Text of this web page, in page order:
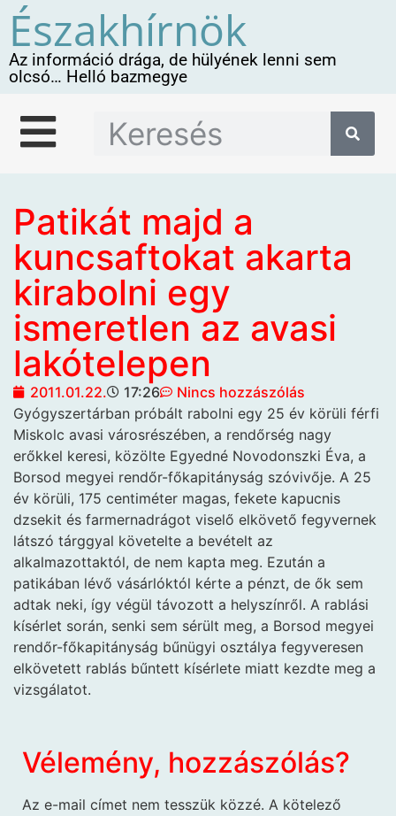
Északhírnök
Az információ drága, de hülyének lenni sem
olcsó… Helló bazmegye
Patikát majd a
kuncsaftokat akarta
kirabolni egy
ismeretlen az avasi
lakótelepen
2011.01.22. 17:26
Nincs hozzászólás
Gyógyszertárban próbált rabolni egy 25 év körüli férfi
Miskolc avasi városrészében, a rendőrség nagy
erőkkel keresi, közölte Egyedné Novodonszki Éva, a
Borsod megyei rendőr-főkapitányság szóvivője. A 25
év körüli, 175 centiméter magas, fekete kapucnis
dzsekit és farmernadrágot viselő elkövető fegyvernek
látszó tárggyal követelte a bevételt az
alkalmazottaktól, de nem kapta meg. Ezután a
patikában lévő vásárlóktól kérte a pénzt, de ők sem
adtak neki, így végül távozott a helyszínről. A rablási
kísérlet során, senki sem sérült meg, a Borsod megyei
rendőr-főkapitányság bűnügyi osztálya fegyveresen
elkövetett rablás bűntett kísérlete miatt kezdte meg a
vizsgálatot.
Vélemény, hozzászólás?
Az e-mail címet nem tesszük közzé. A kötelező